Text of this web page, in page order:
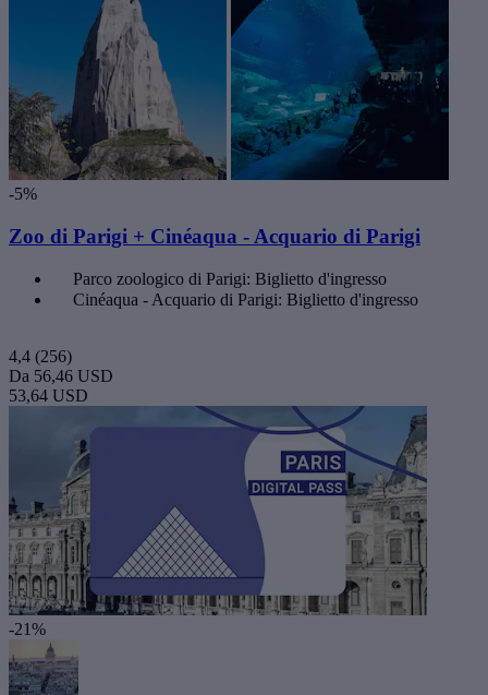
-5%
Zoo di Parigi + Cinéaqua - Acquario di Parigi
Parco zoologico di Parigi: Biglietto d'ingresso
Cinéaqua - Acquario di Parigi: Biglietto d'ingresso
4,4 (256)
Da 56,46 USD
53,64 USD
-21%